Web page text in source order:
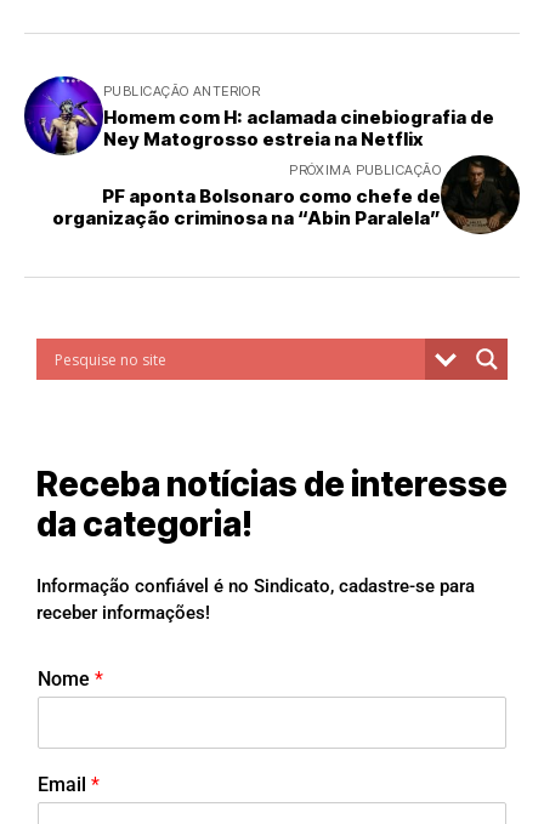
PUBLICAÇÃO ANTERIOR
Homem com H: aclamada cinebiografia de
Ney Matogrosso estreia na Netflix
PRÓXIMA PUBLICAÇÃO
PF aponta Bolsonaro como chefe de
organização criminosa na “Abin Paralela”
Receba notícias de interesse
da categoria!
Informação confiável é no Sindicato, cadastre-se para
receber informações!
Nome *
Email *